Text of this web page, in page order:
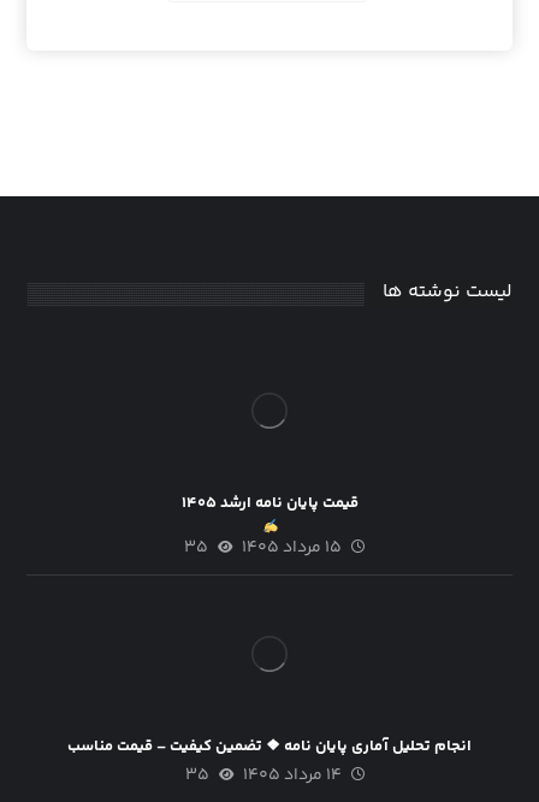
لیست نوشته ها
قیمت پایان نامه ارشد ۱۴۰۵
۱۵ مرداد ۱۴۰۵ ۳۵
انجام تحلیل آماری پایان نامه ❖ تضمین کیفیت – قیمت مناسب
۱۴ مرداد ۱۴۰۵ ۳۵